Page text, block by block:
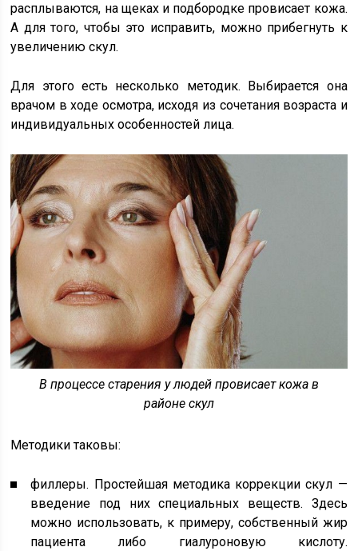
расплываются, на щеках и подбородке провисает кожа.
А для того, чтобы это исправить, можно прибегнуть к
увеличению скул.
Для этого есть несколько методик. Выбирается она
врачом в ходе осмотра, исходя из сочетания возраста и
индивидуальных особенностей лица.
В процессе старения у людей провисает кожа в
районе скул
Методики таковы:
филлеры. Простейшая методика коррекции скул —
введение под них специальных веществ. Здесь
можно использовать, к примеру, собственный жир
пациента либо гиалуроновую кислоту.